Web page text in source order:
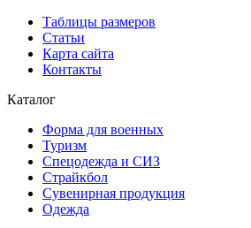
Таблицы размеров
Статьи
Карта сайта
Контакты
Каталог
Форма для военных
Туризм
Спецодежда и СИЗ
Страйкбол
Сувенирная продукция
Одежда